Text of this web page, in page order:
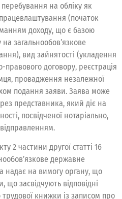
на обліку як
(початок
доходу, що є базою
загальнообов’язкове
вид зайнятості (укладення
правового договору, реєстрація
провадження незалежної
подання заяви. Заява може
представника, який діє на
посвідченої нотаріально,
2 частини другої статті 16
державне
надає на вимогу органу, що
засвідчують відповідні
трудової книжки із записом про